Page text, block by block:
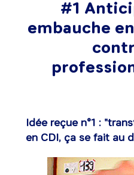
#1
embauche
Idée reçue n°1 :
en CDI, ça se fait au